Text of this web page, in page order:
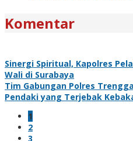
Komentar
Sinergi Spiritual, Kapolres
Wali di Surabaya
Tim Gabungan Polres
Pendaki yang Terjebak
1
2
3